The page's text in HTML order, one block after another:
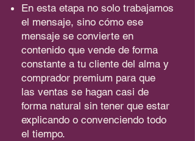
En esta etapa no solo trabajamos
el mensaje, sino cómo ese
mensaje se convierte en
contenido que vende de forma
constante a tu cliente del alma y
comprador premium para que
las ventas se hagan casi de
forma natural sin tener que estar
explicando o convenciendo todo
el tiempo.